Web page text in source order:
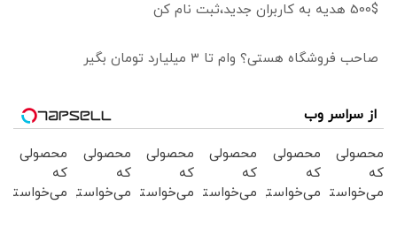
500$ هدیه به کاربران جدید،ثبت نام کن
صاحب فروشگاه هستی؟ وام تا ۳ میلیارد تومان بگیر
از سراسر وب
محصولی
که
می‌خواستی
محصولی
که
می‌خواستی
محصولی
که
می‌خواستی
محصولی
که
می‌خواستی
محصولی
که
می‌خواستی
محصولی
که
می‌خواستی